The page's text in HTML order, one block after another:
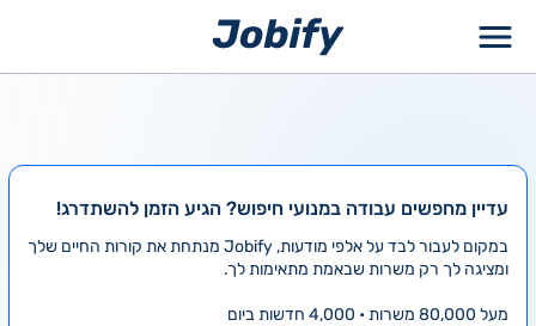
עדיין מחפשים עבודה במנועי חיפוש? הגיע הזמן להשתדרג!
במקום לעבור לבד על אלפי מודעות, Jobify מנתחת את קורות החיים שלך
ומציגה לך רק משרות שבאמת מתאימות לך.
מעל 80,000 משרות • 4,000 חדשות ביום